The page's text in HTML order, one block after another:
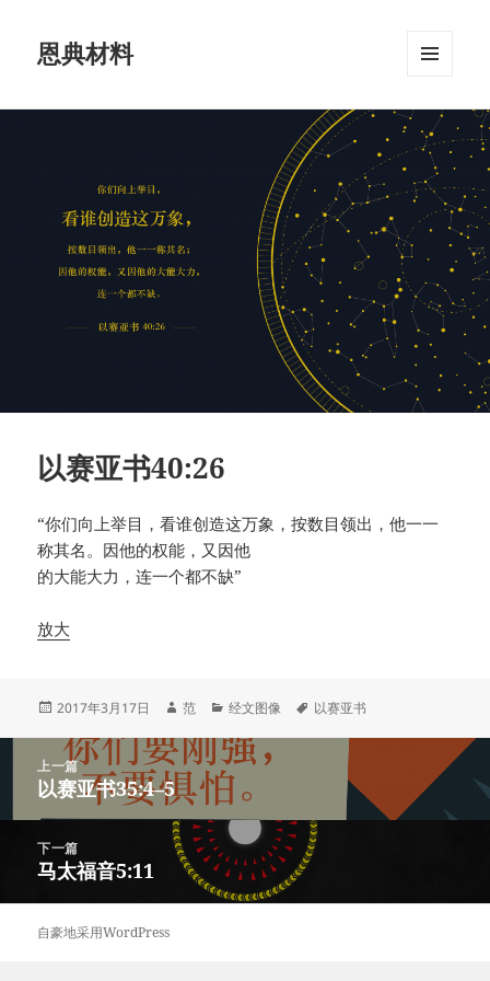
恩典材料
挂件
以赛亚书40:26
“你们向上举目，看谁创造这万象，按数目领出，他一一
称其名。因他的权能，又因他
的大能大力，连一个都不缺”
放大
发
于
2017年3月17日
作
范
分
经文图像
标
以赛亚书
上一篇
上
篇
文
章：
以赛亚书35:4–5
下一篇
下
文
马太福音5:11
自豪地采用WordPress